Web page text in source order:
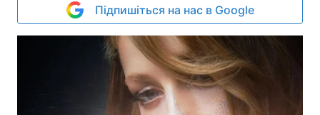
Підпишіться на нас в Google